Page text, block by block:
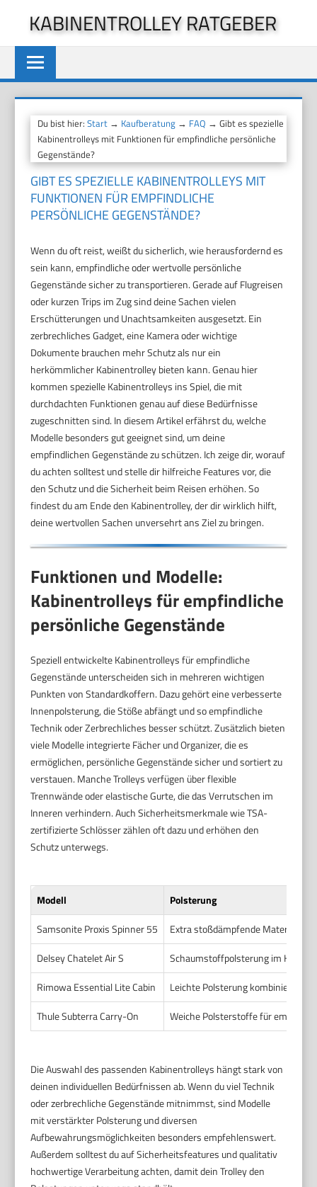
springen
KABINENTROLLEY RATGEBER
Du bist hier:Start → Kaufberatung → FAQ → Gibt es spezielle
Kabinentrolleys mit Funktionen für empfindliche persönliche
Gegenstände?
GIBT ES SPEZIELLE KABINENTROLLEYS MIT
FUNKTIONEN FÜR EMPFINDLICHE
PERSÖNLICHE GEGENSTÄNDE?
Wenn du oft reist, weißt du sicherlich, wie herausfordernd es
sein kann, empfindliche oder wertvolle persönliche
Gegenstände sicher zu transportieren. Gerade auf Flugreisen
oder kurzen Trips im Zug sind deine Sachen vielen
Erschütterungen und Unachtsamkeiten ausgesetzt. Ein
zerbrechliches Gadget, eine Kamera oder wichtige
Dokumente brauchen mehr Schutz als nur ein
herkömmlicher Kabinentrolley bieten kann. Genau hier
kommen spezielle Kabinentrolleys ins Spiel, die mit
durchdachten Funktionen genau auf diese Bedürfnisse
zugeschnitten sind. In diesem Artikel erfährst du, welche
Modelle besonders gut geeignet sind, um deine
empfindlichen Gegenstände zu schützen. Ich zeige dir, worauf
du achten solltest und stelle dir hilfreiche Features vor, die
den Schutz und die Sicherheit beim Reisen erhöhen. So
findest du am Ende den Kabinentrolley, der dir wirklich hilft,
deine wertvollen Sachen unversehrt ans Ziel zu bringen.
Funktionen und Modelle:
Kabinentrolleys für empfindliche
persönliche Gegenstände
Speziell entwickelte Kabinentrolleys für empfindliche
Gegenstände unterscheiden sich in mehreren wichtigen
Punkten von Standardkoffern. Dazu gehört eine verbesserte
Innenpolsterung, die Stöße abfängt und so empfindliche
Technik oder Zerbrechliches besser schützt. Zusätzlich bieten
viele Modelle integrierte Fächer und Organizer, die es
ermöglichen, persönliche Gegenstände sicher und sortiert zu
verstauen. Manche Trolleys verfügen über flexible
Trennwände oder elastische Gurte, die das Verrutschen im
Inneren verhindern. Auch Sicherheitsmerkmale wie TSA-
zertifizierte Schlösser zählen oft dazu und erhöhen den
Schutz unterwegs.
Modell
Polsterung
Samsonite Proxis Spinner 55
Extra stoßdämpfende Materialien
Delsey Chatelet Air S
Schaumstoffpolsterung im
Rimowa Essential Lite Cabin
Leichte Polsterung kombiniert mit
Thule Subterra Carry-On
Weiche Polsterstoffe für
Die Auswahl des passenden Kabinentrolleys hängt stark von
deinen individuellen Bedürfnissen ab. Wenn du viel Technik
oder zerbrechliche Gegenstände mitnimmst, sind Modelle
mit verstärkter Polsterung und diversen
Aufbewahrungsmöglichkeiten besonders empfehlenswert.
Außerdem solltest du auf Sicherheitsfeatures und qualitativ
hochwertige Verarbeitung achten, damit dein Trolley den